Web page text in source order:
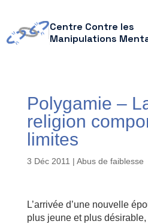
Centre Contre les
Manipulations
Polygamie –
religion
limites
3 Déc 2011 | Abus de faiblesse
L’arrivée d’une nouvelle
plus jeune et plus